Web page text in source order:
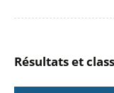
Résultats et